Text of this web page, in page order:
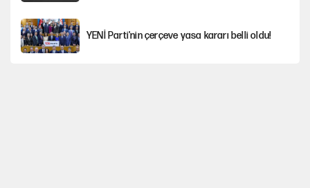
YENİ Parti'nin çerçeve yasa kararı belli oldu!